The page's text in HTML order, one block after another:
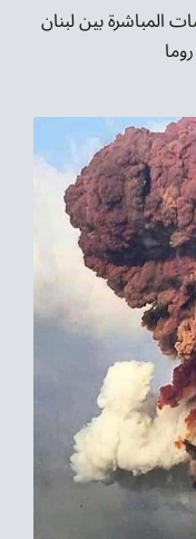
المباشرة بين لبنان